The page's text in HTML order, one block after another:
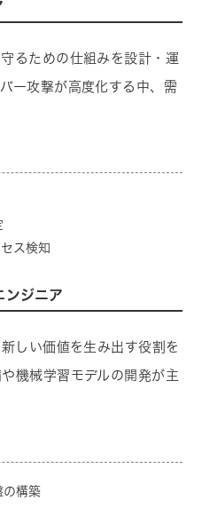
るための仕組みを設計・運
ー攻撃が高度化する中、需
ス検知
ジニア
しい価値を生み出す役割を
機械学習モデルの開発が主
の構築